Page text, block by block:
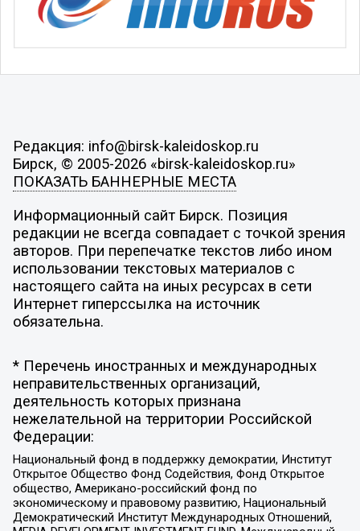
Редакция: info@birsk-kaleidoskop.ru
Бирск, © 2005-2026 «birsk-kaleidoskop.ru»
ПОКАЗАТЬ БАННЕРНЫЕ МЕСТА
Информационный сайт Бирск. Позиция
редакции не всегда совпадает с точкой зрения
авторов. При перепечатке текстов либо ином
использовании текстовых материалов с
настоящего сайта на иных ресурсах в сети
Интернет гиперссылка на источник
обязательна.
* Перечень иностранных и международных
неправительственных организаций,
деятельность которых признана
нежелательной на территории Российской
Федерации:
Национальный фонд в поддержку демократии, Институт
Открытое Общество Фонд Содействия, Фонд Открытое
общество, Американо-российский фонд по
экономическому и правовому развитию, Национальный
Демократический Институт Международных Отношений,